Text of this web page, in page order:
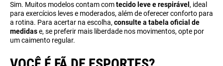
Sim. Muitos modelos contam comtecido leve e respirável , ideal
para exercícios leves e moderados, além de oferecer conforto para
a rotina. Para acertar na escolha,consulte a tabela oficial de
medidase, se preferir mais liberdade nos movimentos, opte por
um caimento regular.